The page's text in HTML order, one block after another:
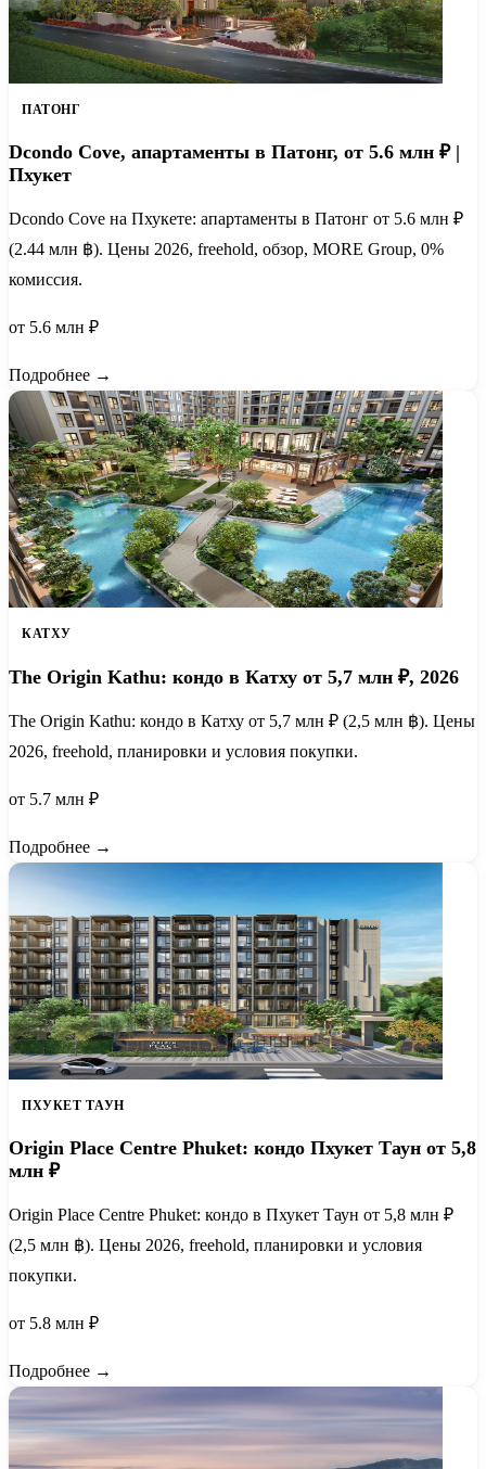
ПАТОНГ
Dcondo Cove, апартаменты в Патонг, от 5.6 млн ₽ |
Пхукет
Dcondo Cove на Пхукете: апартаменты в Патонг от 5.6 млн ₽
(2.44 млн ฿). Цены 2026, freehold, обзор, MORE Group, 0%
комиссия.
от 5.6 млн ₽
Подробнее →
КАТХУ
The Origin Kathu: кондо в Катху от 5,7 млн ₽, 2026
The Origin Kathu: кондо в Катху от 5,7 млн ₽ (2,5 млн ฿). Цены
2026, freehold, планировки и условия покупки.
от 5.7 млн ₽
Подробнее →
ПХУКЕТ ТАУН
Origin Place Centre Phuket: кондо Пхукет Таун от 5,8
млн ₽
Origin Place Centre Phuket: кондо в Пхукет Таун от 5,8 млн ₽
(2,5 млн ฿). Цены 2026, freehold, планировки и условия
покупки.
от 5.8 млн ₽
Подробнее →